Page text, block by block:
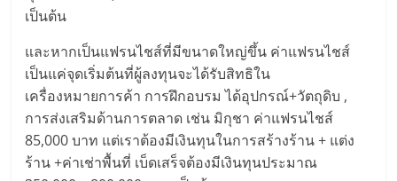
รวม
แฟ
รน
เป็นต้น
และหากเป็นแฟรนไชส์ที่มีขนาดใหญ่ขึ้น ค่าแฟรนไชส์
เป็นแค่จุดเริ่มต้นที่ผู้ลงทุนจะได้รับสิทธิใน
เครื่องหมายการค้า การฝึกอบรม ได้อุปกรณ์+วัตถุดิบ ,
การส่งเสริมด้านการตลาด เช่น มิกุชา ค่าแฟรนไชส์
85,000 บาท แต่เราต้องมีเงินทุนในการสร้างร้าน + แต่ง
ร้าน +ค่าเช่าพื้นที่ เบ็ดเสร็จต้องมีเงินทุนประมาณ